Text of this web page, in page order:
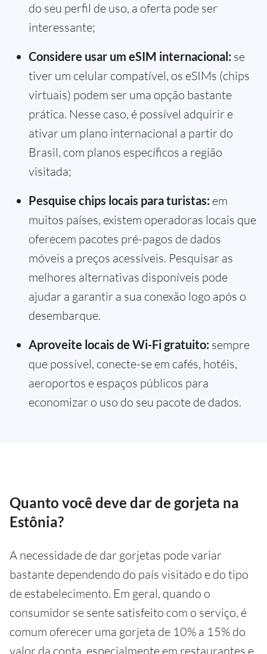
do seu perfil de uso, a oferta pode ser
interessante;
Considere usar um eSIM internacional: se
tiver um celular compatível, os eSIMs (chips
virtuais) podem ser uma opção bastante
prática. Nesse caso, é possível adquirir e
ativar um plano internacional a partir do
Brasil, com planos específicos a região
visitada;
Pesquise chips locais para turistas: em
muitos países, existem operadoras locais que
oferecem pacotes pré-pagos de dados
móveis a preços acessíveis. Pesquisar as
melhores alternativas disponíveis pode
ajudar a garantir a sua conexão logo após o
desembarque.
Aproveite locais de Wi-Fi gratuito: sempre
que possível, conecte-se em cafés, hotéis,
aeroportos e espaços públicos para
economizar o uso do seu pacote de dados.
Quanto você deve dar de gorjeta na
Estônia?
A necessidade de dar gorjetas pode variar
bastante dependendo do país visitado e do tipo
de estabelecimento. Em geral, quando o
consumidor se sente satisfeito com o serviço, é
comum oferecer uma gorjeta de 10% a 15% do
valor da conta, especialmente em restaurantes e